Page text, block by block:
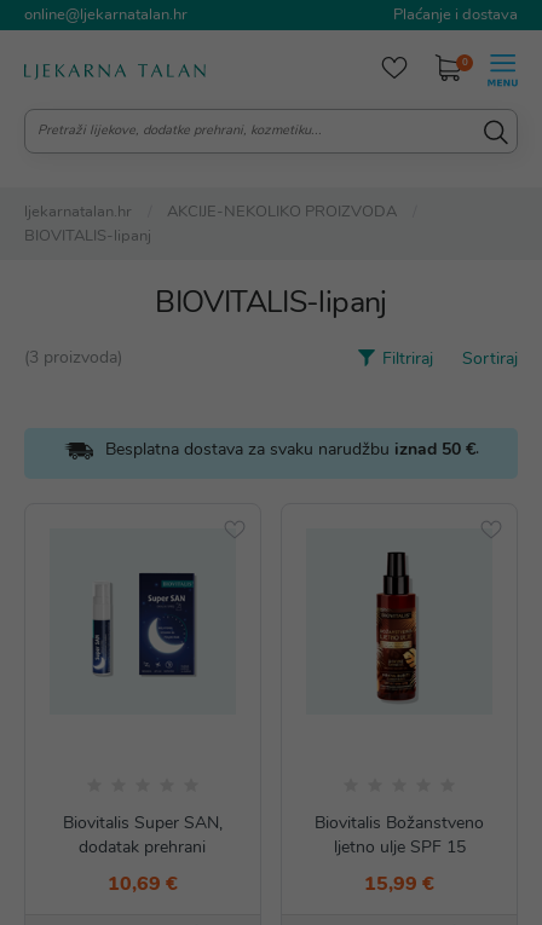
online@ljekarnatalan.hr Plaćanje i dostava
0
ljekarnatalan.hr
AKCIJE-NEKOLIKO PROIZVODA
BIOVITALIS-lipanj
BIOVITALIS-lipanj
(3 proizvoda) Filtriraj Sortiraj
Besplatna dostava za svaku narudžbu iznad 50 €.
Biovitalis Super SAN,
dodatak prehrani
10,69 €
Biovitalis Božanstveno
ljetno ulje SPF 15
15,99 €